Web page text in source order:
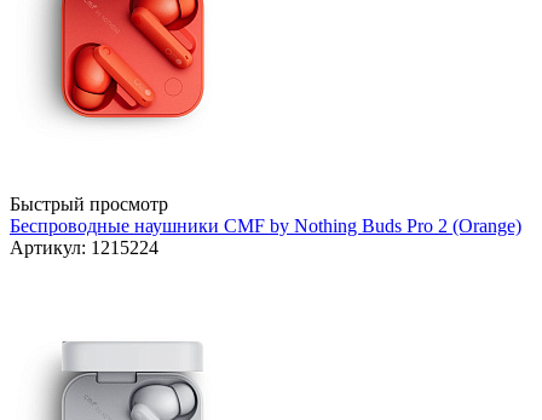
Быстрый просмотр
Беспроводные наушники CMF by Nothing Buds Pro 2 (Orange)
Артикул: 1215224